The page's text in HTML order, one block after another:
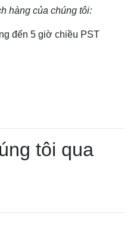
hàng của chúng tôi:
đến 5 giờ chiều PST
tôi qua